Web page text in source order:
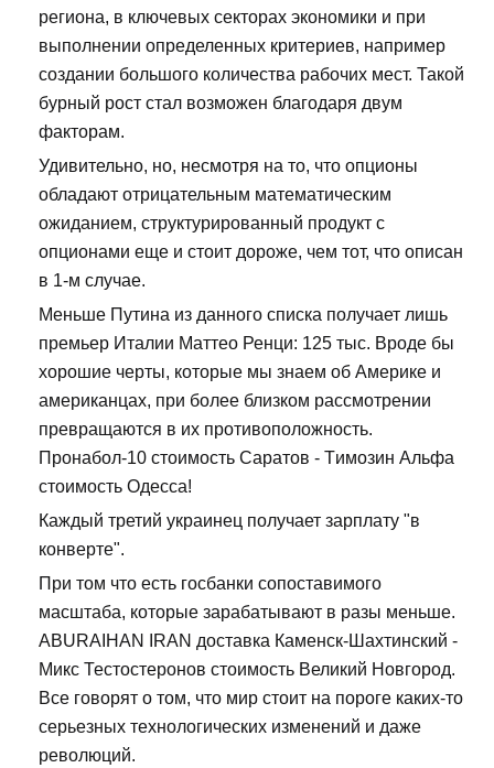
региона, в ключевых секторах экономики и при
выполнении определенных критериев, например
создании большого количества рабочих мест. Такой
бурный рост стал возможен благодаря двум
факторам.
Удивительно, но, несмотря на то, что опционы
обладают отрицательным математическим
ожиданием, структурированный продукт с
опционами еще и стоит дороже, чем тот, что описан
в 1-м случае.
Меньше Путина из данного списка получает лишь
премьер Италии Маттео Ренци: 125 тыс. Вроде бы
хорошие черты, которые мы знаем об Америке и
американцах, при более близком рассмотрении
превращаются в их противоположность.
Пронабол-10 стоимость Саратов - Tимозин Альфа
стоимость Одесса!
Каждый третий украинец получает зарплату "в
конверте".
При том что есть госбанки сопоставимого
масштаба, которые зарабатывают в разы меньше.
ABURAIHAN IRAN доставка Каменск-Шахтинский -
Микс Тестостеронов стоимость Великий Новгород.
Все говорят о том, что мир стоит на пороге каких-то
серьезных технологических изменений и даже
революций.